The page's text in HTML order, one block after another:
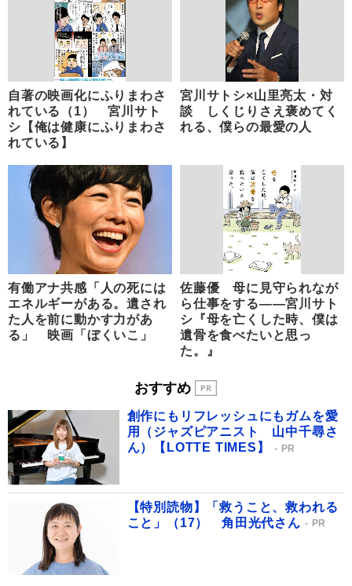
自著の映画化にふりまわさ
れている（1） 宮川サト
シ【俺は健康にふりまわさ
れている】
宮川サトシ×山里亮太・対
談 しくじりさえ褒めてく
れる、僕らの最愛の人
有働アナ共感「人の死には
エネルギーがある。遺され
た人を前に動かす力があ
る」 映画「ぼくいこ」
佐藤優 母に見守られなが
ら仕事をする――宮川サト
シ『母を亡くした時、僕は
遺骨を食べたいと思っ
た。』
おすすめ
創作にもリフレッシュにもガムを愛
用（ジャズピアニスト 山中千尋さ
ん）【LOTTE TIMES】
PR
【特別読物】「救うこと、救われる
こと」（17） 角田光代さん
PR